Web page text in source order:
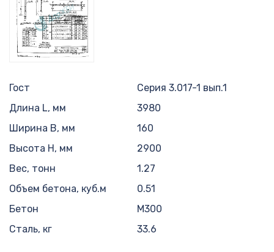
Гост
Серия 3.017-1 вып.1
Длина L, мм
3980
Ширина B, мм
160
Высота H, мм
2900
Вес, тонн
1.27
Объем бетона, куб.м
0.51
Бетон
M300
Сталь, кг
33.6